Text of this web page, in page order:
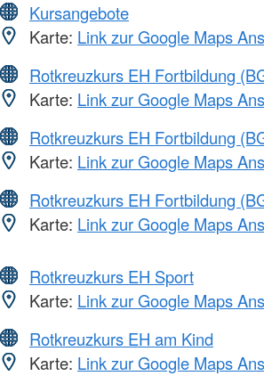
Kursangebote
Karte: Link zur Google Maps
Rotkreuzkurs EH Fortbildung
Karte: Link zur Google Maps
Rotkreuzkurs EH Fortbildung
Karte: Link zur Google Maps
Rotkreuzkurs EH Fortbildung
Karte: Link zur Google Maps
Rotkreuzkurs EH Sport
Karte: Link zur Google Maps
Rotkreuzkurs EH am Kind
Karte: Link zur Google Maps